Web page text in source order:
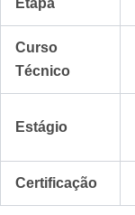
Curso
Técnico
Estágio
Certificação